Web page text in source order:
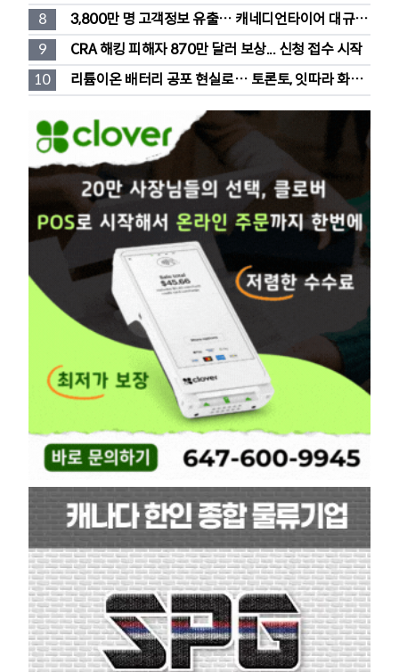
예고
8
3,800만 명 고객정보 유출… 캐네디언타이어 대규모
집단소송 직면
9
CRA 해킹 피해자 870만 달러 보상... 신청 접수 시작
10
리튬이온 배터리 공포 현실로… 토론토, 잇따라 화재
발생